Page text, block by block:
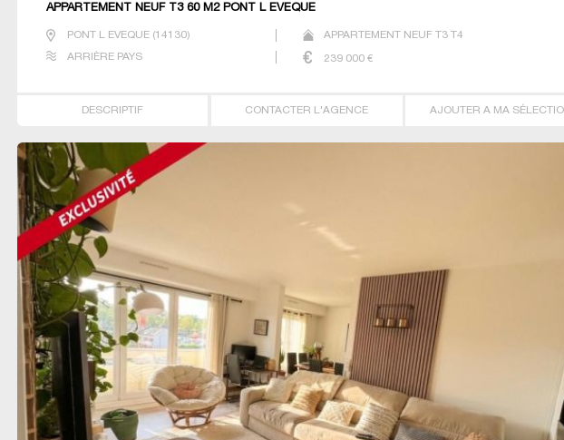
APPARTEMENT NEUF T3 60 M2 PONT L EVEQUE
PONT L EVEQUE(14130) APPARTEMENT NEUF T3 T4
ARRIÈRE PAYS 239 000€
DESCRIPTIF CONTACTER L'AGENCE AJOUTER A MA